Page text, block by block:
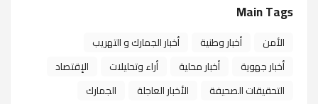
Main Tags
الأمن أخبار وطنية
أخبار الجمارك و التهريب
أخبار جهوية
أخبار محلية أراء وتحليلات
الإقتصاد
التحقيقات الصحيفة
الأخبار العاجلة
الجمارك